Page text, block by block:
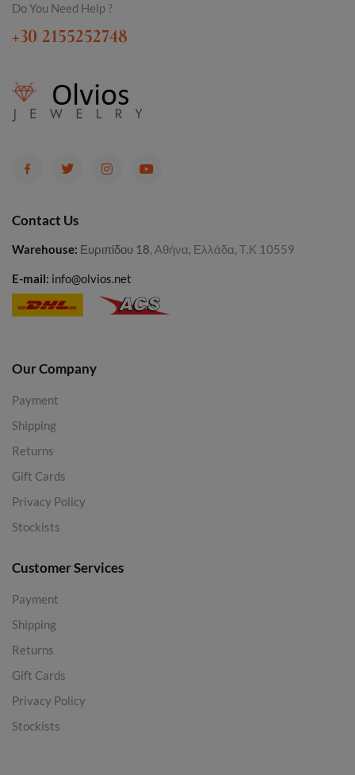
Do You Need Help ?
+30 2155252748
Contact Us
Warehouse: Ευριπίδου 18, Αθήνα, Ελλάδα, Τ.Κ 10559
E-mail: info@olvios.net
Our Company
Payment
Shipping
Returns
Gift Cards
Privacy Policy
Stockists
Customer Services
Payment
Shipping
Returns
Gift Cards
Privacy Policy
Stockists